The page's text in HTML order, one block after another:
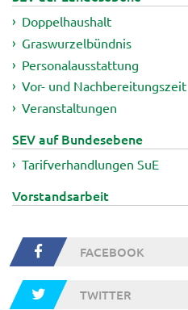
Doppelhaushalt
Graswurzelbündnis
Personalausstattung
Vor- und Nachbereitungszeit
Veranstaltungen
SEV auf Bundesebene
Tarifverhandlungen SuE
Vorstandsarbeit
FACEBOOK
TWITTER